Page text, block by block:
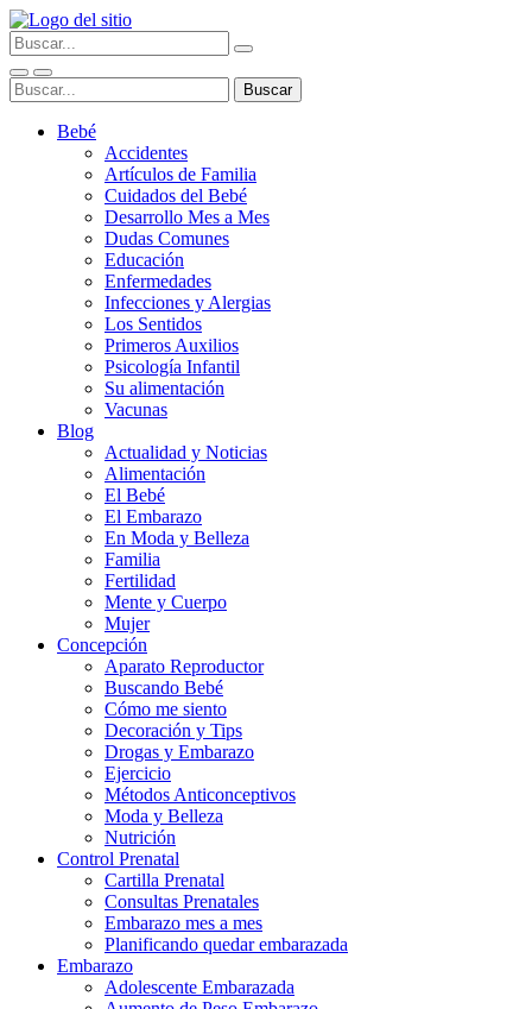
Bebé
Accidentes
Artículos de Familia
Cuidados del Bebé
Desarrollo Mes a Mes
Dudas Comunes
Educación
Enfermedades
Infecciones y Alergias
Los Sentidos
Primeros Auxilios
Psicología Infantil
Su alimentación
Vacunas
Blog
Actualidad y Noticias
Alimentación
El Bebé
El Embarazo
En Moda y Belleza
Familia
Fertilidad
Mente y Cuerpo
Mujer
Concepción
Aparato Reproductor
Buscando Bebé
Cómo me siento
Decoración y Tips
Drogas y Embarazo
Ejercicio
Métodos Anticonceptivos
Moda y Belleza
Nutrición
Control Prenatal
Cartilla Prenatal
Consultas Prenatales
Embarazo mes a mes
Planificando quedar embarazada
Embarazo
Adolescente Embarazada